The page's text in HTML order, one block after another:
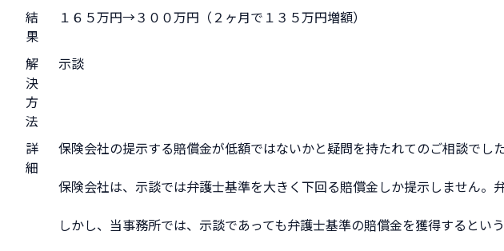
結
果
１６５万円→３００万円（２ヶ月で１３５万円増額）
解
決
方
法
示談
詳
細
保険会社の提示する賠償金が低額ではないかと疑問を持たれてのご相談でした
保険会社は、示談では弁護士基準を大きく下回る賠償金しか提示しません。
しかし、当事務所では、示談であっても弁護士基準の賠償金を獲得するとい